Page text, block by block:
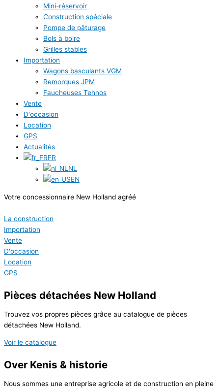
Mini-réservoir
Construction spéciale
Pompe de pâturage
Bols à boire
Grilles stables
Importation
Wagons basculants VGM
Remorques JPM
Faucheuses Tehnos
Vente
D'occasion
Location
GPS
Actualités
FR
NL
EN
Votre concessionnaire New Holland agréé
La construction
Importation
Vente
D'occasion
Location
GPS
Pièces détachées New Holland
Trouvez vos propres pièces grâce au catalogue de pièces
détachées New Holland.
Voir le catalogue
Over Kenis & historie
Nous sommes une entreprise agricole et de construction en pleine